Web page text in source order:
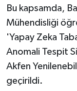
Bu kapsamda,
Mühendisliği
'Yapay Zeka
Anomali Tespit
Akfen
geçirildi.